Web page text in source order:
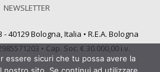
NEWSLETTER
40129 Bologna, Italia • R.E.A. Bologna
• Cap. Soc. € 30.000,00 i.v.
essere sicuri che tu possa avere la